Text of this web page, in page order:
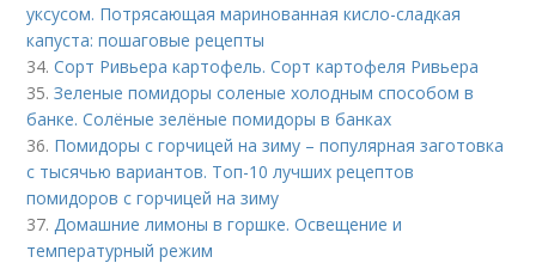
уксусом. Потрясающая маринованная кисло-сладкая
капуста: пошаговые рецепты
34.Сорт Ривьера картофель. Сорт картофеля Ривьера
35.Зеленые помидоры соленые холодным способом в
банке. Солёные зелёные помидоры в банках
36. Помидоры с горчицей на зиму – популярная заготовка
с тысячью вариантов. Топ-10 лучших рецептов
помидоров с горчицей на зиму
37. Домашние лимоны в горшке. Освещение и
температурный режим